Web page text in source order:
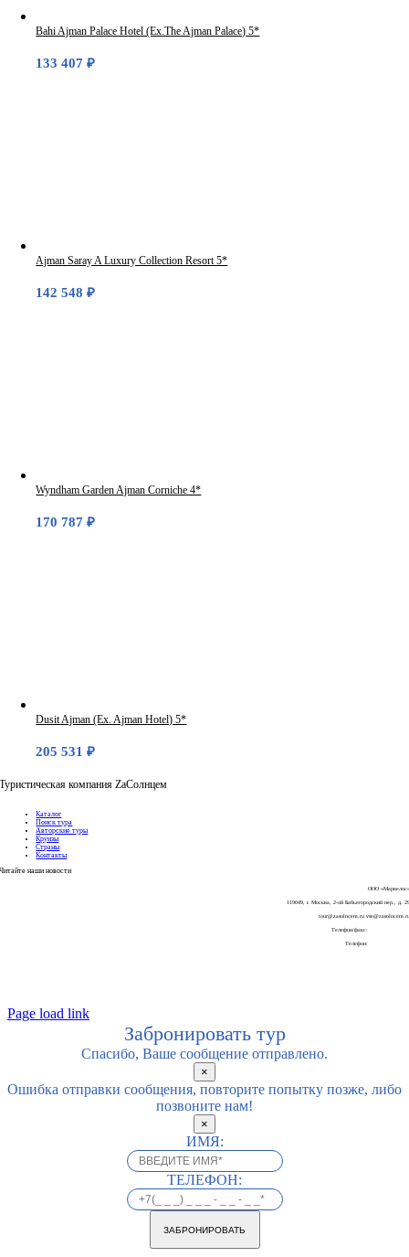
Bahi Ajman Palace Hotel (Ex.The Ajman Palace) 5*
133 407₽
Ajman Saray A Luxury Collection Resort 5*
142 548₽
Wyndham Garden Ajman Corniche 4*
170 787₽
Dusit Ajman (Ex. Ajman Hotel) 5*
205 531₽
Туристическая компания ZaСолнцем
Каталог
Поиск тура
Авторские туры
Круизы
Страны
Контакты
Читайте наши новости
ООО «Марвелос»
119049, г. Москва, 2-ой Бабьегородский пер., д. 29
tour@zasolncem.ru vse@zasolncem.ru
Телефон/факс:
Телефон:
Page load link
Забронировать тур
Спасибо, Ваше сообщение отправлено.
×
Ошибка отправки сообщения, повторите попытку позже, либо
позвоните нам!
×
ИМЯ:
ТЕЛЕФОН:
ЗАБРОНИРОВАТЬ